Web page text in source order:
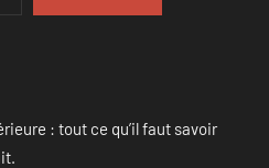
: tout ce qu’il faut savoir